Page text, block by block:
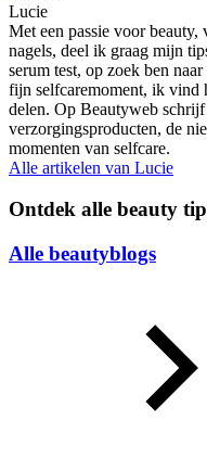
Lucie
Met een passie voor beauty,
nagels, deel ik graag mijn
serum test, op zoek ben
fijn selfcaremoment, ik vind
delen. Op Beautyweb
verzorgingsproducten, de
momenten van selfcare.
Alle artikelen van Lucie
Ontdek alle beauty
Alle beautyblogs